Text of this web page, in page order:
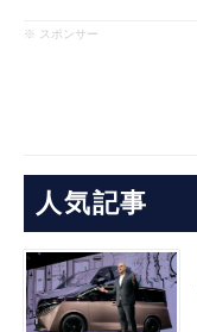
※ スポンサー
人気記事